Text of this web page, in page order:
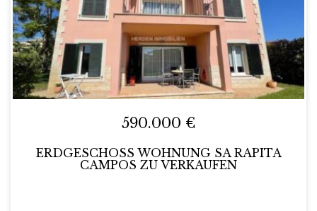
590.000 €
ERDGESCHOSS WOHNUNG SA RAPITA
CAMPOS ZU VERKAUFEN